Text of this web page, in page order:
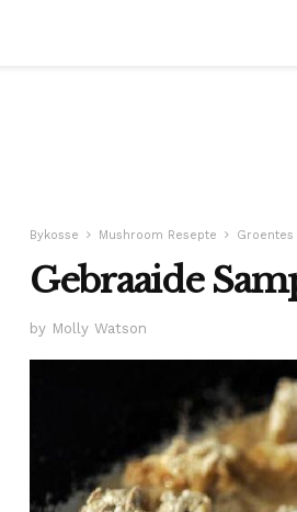
Bykosse Mushroom Resepte Groentes
Gebraaide
by Molly Watson